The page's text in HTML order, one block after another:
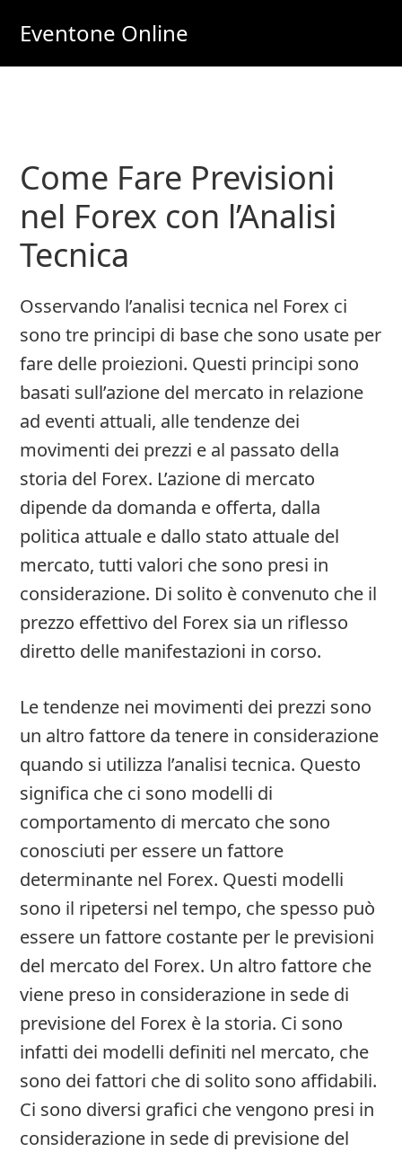
main
primary
Eventone Online
e
Soldi
Online
Come Fare Previsioni
nel Forex con l’Analisi
Tecnica
Osservando l’analisi tecnica nel Forex ci
sono tre principi di base che sono usate per
fare delle proiezioni. Questi principi sono
basati sull’azione del mercato in relazione
ad eventi attuali, alle tendenze dei
movimenti dei prezzi e al passato della
storia del Forex. L’azione di mercato
dipende da domanda e offerta, dalla
politica attuale e dallo stato attuale del
mercato, tutti valori che sono presi in
considerazione. Di solito è convenuto che il
prezzo effettivo del Forex sia un riflesso
diretto delle manifestazioni in corso.
Le tendenze nei movimenti dei prezzi sono
un altro fattore da tenere in considerazione
quando si utilizza l’analisi tecnica. Questo
significa che ci sono modelli di
comportamento di mercato che sono
conosciuti per essere un fattore
determinante nel Forex. Questi modelli
sono il ripetersi nel tempo, che spesso può
essere un fattore costante per le previsioni
del mercato del Forex. Un altro fattore che
viene preso in considerazione in sede di
previsione del Forex è la storia. Ci sono
infatti dei modelli definiti nel mercato, che
sono dei fattori che di solito sono affidabili.
Ci sono diversi grafici che vengono presi in
considerazione in sede di previsione del